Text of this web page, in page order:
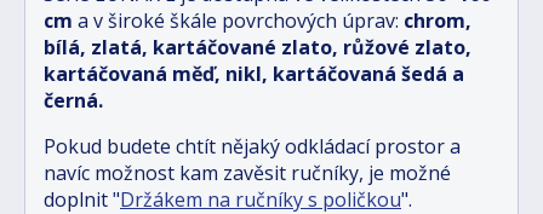
cm a v široké škále povrchových úprav: chrom,
bílá, zlatá, kartáčované zlato, růžové zlato,
kartáčovaná měď, nikl, kartáčovaná šedá a
černá.
Pokud budete chtít nějaký odkládací prostor a
navíc možnost kam zavěsit ručníky, je možné
doplnit "Držákem na ručníky s poličkou".